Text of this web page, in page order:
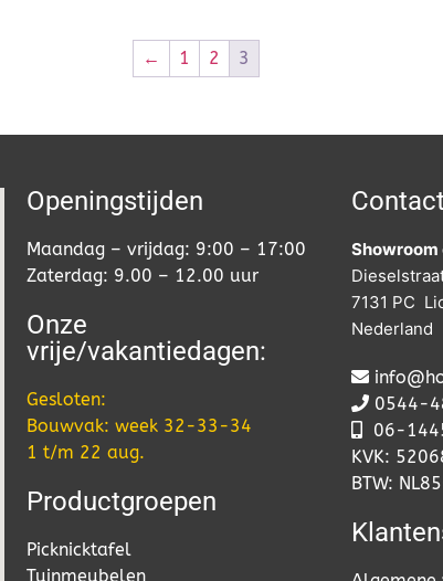
← 1 2 3
Openingstijden
Maandag – vrijdag: 9:00 – 17:00
Zaterdag: 9.00 – 12.00 uur
Onze
vrije/vakantiedagen:
Gesloten:
Bouwvak: week 32-33-34
1 t/m 22 aug.
Productgroepen
Picknicktafel
Tuinmeubelen
7131 PC
Nederland
0544-
06-
KVK:
BTW: